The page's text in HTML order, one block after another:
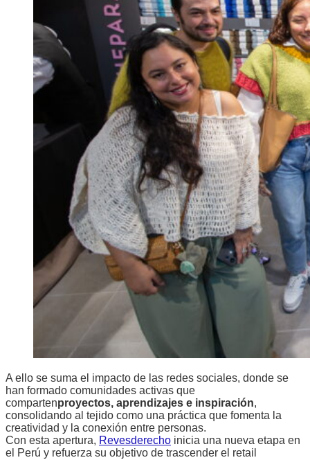
A ello se suma el impacto de las redes sociales, donde se
han formado comunidades activas que
compartenproyectos, aprendizajes e inspiración,
consolidando al tejido como una práctica que fomenta la
creatividad y la conexión entre personas.
Con esta apertura, Revesderecho inicia una nueva etapa en
el Perú y refuerza su objetivo de trascender el retail